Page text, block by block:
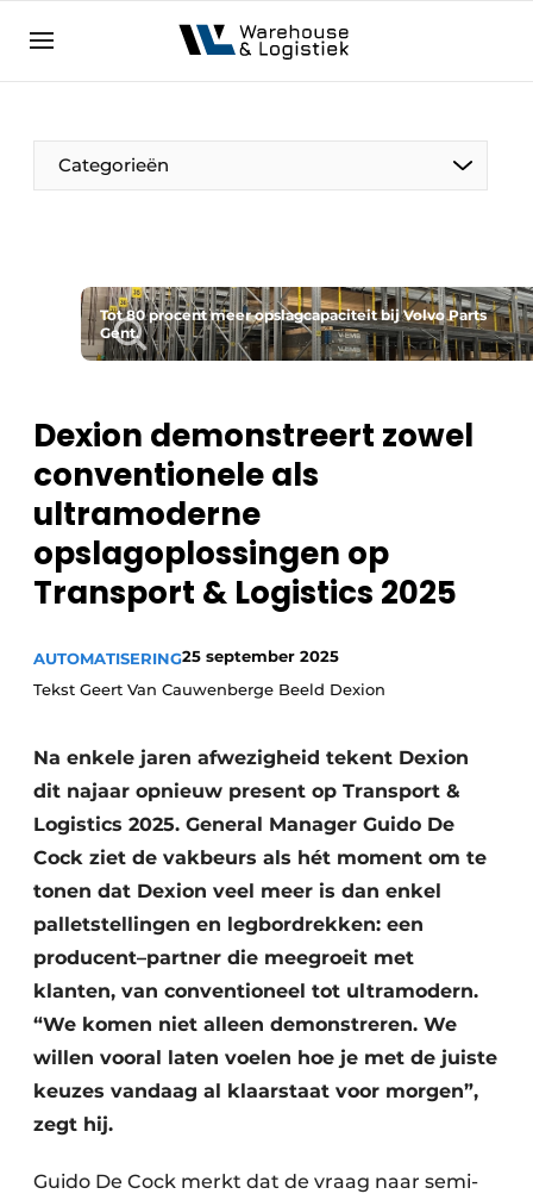
NL EN
Categorieën
Tot 80 procent meer opslagcapaciteit bij Volvo Parts
Gent.
Dexion demonstreert zowel
conventionele als
ultramoderne
opslagoplossingen op
Transport & Logistics 2025
AUTOMATISERING25 september 2025
Tekst Geert Van Cauwenberge Beeld Dexion
Na enkele jaren afwezigheid tekent Dexion
dit najaar opnieuw present op Transport &
Logistics 2025. General Manager Guido De
Cock ziet de vakbeurs als hét moment om te
tonen dat Dexion veel meer is dan enkel
palletstellingen en legbordrekken: een
producent–partner die meegroeit met
klanten, van conventioneel tot ultramodern.
“We komen niet alleen demonstreren. We
willen vooral laten voelen hoe je met de juiste
keuzes vandaag al klaarstaat voor morgen”,
zegt hij.
Guido De Cock merkt dat de vraag naar semi-